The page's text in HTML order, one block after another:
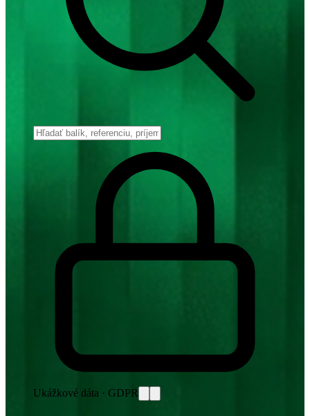
Ukážkové dáta · GDPR